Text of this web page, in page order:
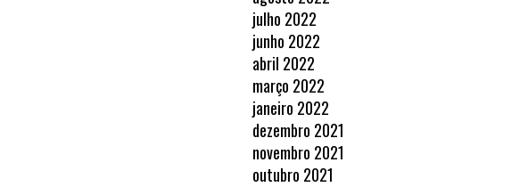
julho 2022
junho 2022
abril 2022
março 2022
janeiro 2022
dezembro 2021
novembro 2021
outubro 2021